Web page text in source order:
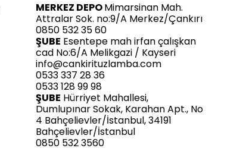
MERKEZ DEPOMimarsinan Mah.
Attralar Sok. no:9/A Merkez/Çankırı
0850 532 35 60
ŞUBE Esentepe mah irfan çalışkan
cad No:6/A Melikgazi / Kayseri
info@cankirituzlamba.com
0533 337 28 36
0533 128 99 98
ŞUBE Hürriyet Mahallesi,
Dumlupınar Sokak, Karahan Apt., No
4 Bahçelievler/İstanbul, 34191
Bahçelievler/İstanbul
0850 532 3560